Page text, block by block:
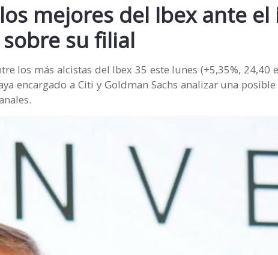
mejores del Ibex ante
su filial
los más alcistas del Ibex 35 este lunes (+5,35%, 24,40
encargado a Citi y Goldman Sachs analizar una